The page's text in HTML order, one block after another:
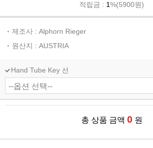
적립금 : 1%(5900원)
제조사 : Alphorn Rieger
원산지 : AUSTRIA
Hand Tube Key 선
총 상품 금액 0 원